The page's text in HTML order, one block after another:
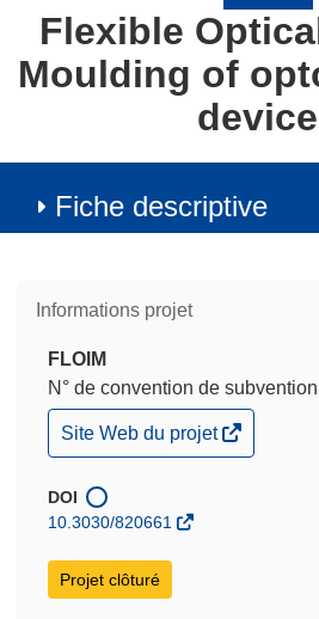
Flexible
Moulding of
Fiche descriptive
Informations projet
FLOIM
N° de convention de
(s’ouvre
dans
nouvelle
fenêtre)
Site Web du projet
DOI
10.3030/820661
Projet clôturé